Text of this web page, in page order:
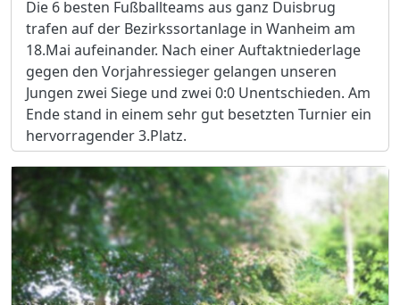
Die 6 besten Fußballteams aus ganz Duisbrug
trafen auf der Bezirkssortanlage in Wanheim am
18.Mai aufeinander. Nach einer Auftaktniederlage
gegen den Vorjahressieger gelangen unseren
Jungen zwei Siege und zwei 0:0 Unentschieden. Am
Ende stand in einem sehr gut besetzten Turnier ein
hervorragender 3.Platz.